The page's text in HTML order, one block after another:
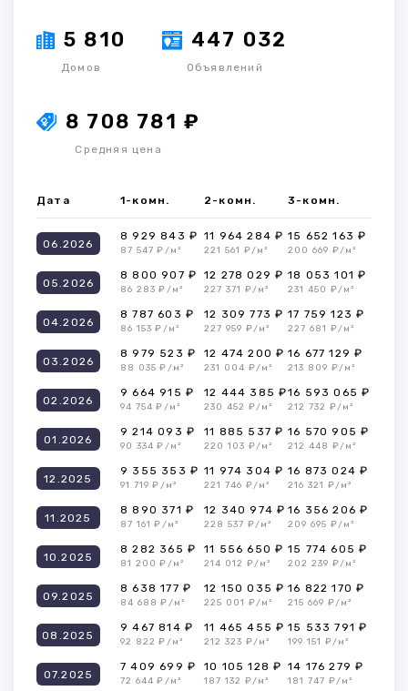
5 810
Домов
447 032
Объявлений
8 708 781 ₽
Средняя цена
Дата 1-комн. 2-комн. 3-комн.
06.2026
8 929 843 ₽
87 547 ₽/м²
11 964 284 ₽
221 561 ₽/м²
15 652 163 ₽
200 669 ₽/м²
05.2026
8 800 907 ₽
86 283 ₽/м²
12 278 029 ₽
227 371 ₽/м²
18 053 101 ₽
231 450 ₽/м²
04.2026
8 787 603 ₽
86 153 ₽/м²
12 309 773 ₽
227 959 ₽/м²
17 759 123 ₽
227 681 ₽/м²
03.2026
8 979 523 ₽
88 035 ₽/м²
12 474 200 ₽
231 004 ₽/м²
16 677 129 ₽
213 809 ₽/м²
02.2026
9 664 915 ₽
94 754 ₽/м²
12 444 385 ₽
230 452 ₽/м²
16 593 065 ₽
212 732 ₽/м²
01.2026
9 214 093 ₽
90 334 ₽/м²
11 885 537 ₽
220 103 ₽/м²
16 570 905 ₽
212 448 ₽/м²
12.2025
9 355 353 ₽
91 719 ₽/м²
11 974 304 ₽
221 746 ₽/м²
16 873 024 ₽
216 321 ₽/м²
11.2025
8 890 371 ₽
87 161 ₽/м²
12 340 974 ₽
228 537 ₽/м²
16 356 206 ₽
209 695 ₽/м²
10.2025
8 282 365 ₽
81 200 ₽/м²
11 556 650 ₽
214 012 ₽/м²
15 774 605 ₽
202 239 ₽/м²
09.2025
8 638 177 ₽
84 688 ₽/м²
12 150 035 ₽
225 001 ₽/м²
16 822 170 ₽
215 669 ₽/м²
08.2025
9 467 814 ₽
92 822 ₽/м²
11 465 455 ₽
212 323 ₽/м²
15 533 791 ₽
199 151 ₽/м²
07.2025
7 409 699 ₽
72 644 ₽/м²
10 105 128 ₽
187 132 ₽/м²
14 176 279 ₽
181 747 ₽/м²